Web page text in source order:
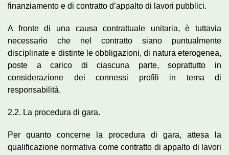
finanziamento e di contratto d’appalto di lavori pubblici.
A fronte di una causa contrattuale unitaria, è tuttavia
necessario che nel contratto siano puntualmente
disciplinate e distinte le obbligazioni, di natura eterogenea,
poste a carico di ciascuna parte, soprattutto in
considerazione dei connessi profili in tema di
responsabilità.
2.2. La procedura di gara.
Per quanto concerne la procedura di gara, attesa la
qualificazione normativa come contratto di appalto di lavori